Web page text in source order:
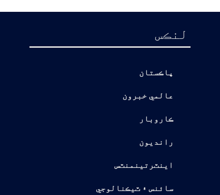
لنڪس
پاڪستان
عالمي خبرون
ڪاروبار
رانديون
اينٽرتينمنٽس
سائنس ۽ ٽيڪنالوجي